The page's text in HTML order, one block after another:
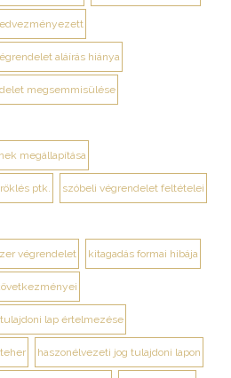
aláírás hiánya
megsemmisülése
megállapítása
ptk. szóbeli végrendelet feltételei
végrendelet kitagadás formai hibája
tulajdoni lap értelmezése
haszonélvezeti jog tulajdoni lapon